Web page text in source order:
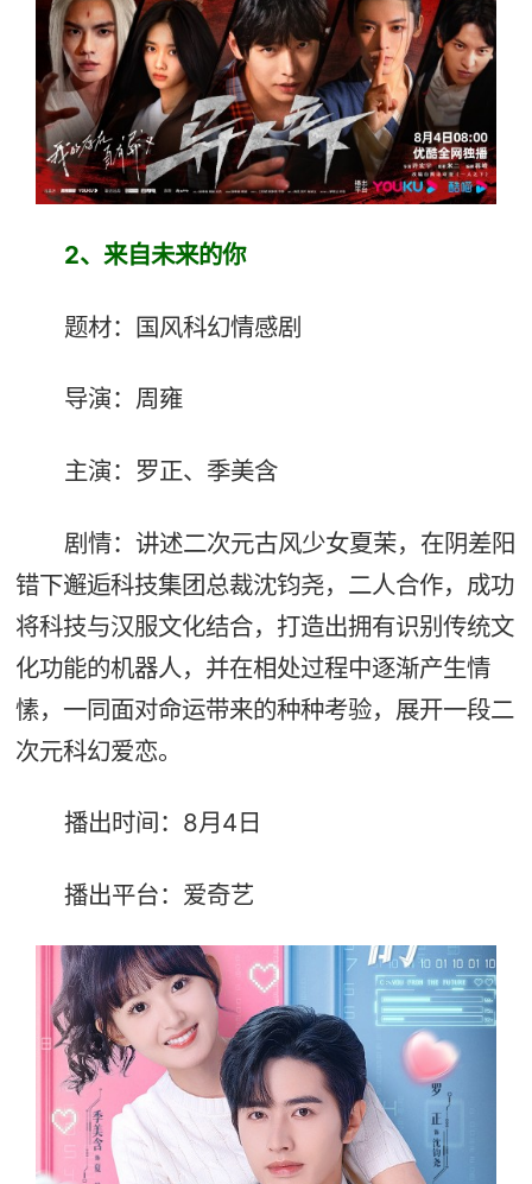
2、来自未来的你
题材：国风科幻情感剧
导演：周雍
主演：罗正、季美含
剧情：讲述二次元古风少女夏茉，在阴差阳
错下邂逅科技集团总裁沈钧尧，二人合作，成功
将科技与汉服文化结合，打造出拥有识别传统文
化功能的机器人，并在相处过程中逐渐产生情
愫，一同面对命运带来的种种考验，展开一段二
次元科幻爱恋。
播出时间：8月4日
播出平台：爱奇艺